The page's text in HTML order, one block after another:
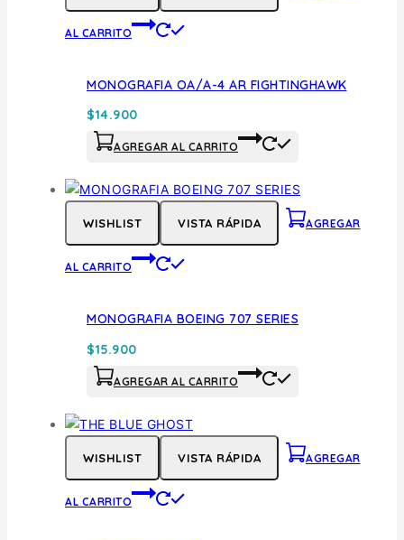
AL CARRITO
MONOGRAFIA OA/A-4 AR FIGHTINGHAWK
$14.900
AGREGAR AL CARRITO
WISHLIST VISTA RÁPIDA AGREGAR
AL CARRITO
MONOGRAFIA BOEING 707 SERIES
$15.900
AGREGAR AL CARRITO
WISHLIST VISTA RÁPIDA AGREGAR
AL CARRITO